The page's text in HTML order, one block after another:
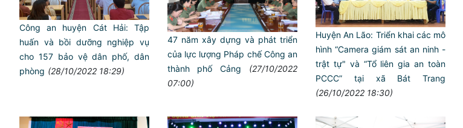
Công an huyện Cát Hải: Tập
huấn và bồi dưỡng nghiệp vụ
cho 157 bảo vệ dân phố, dân
phòng (28/10/2022 18:29)
47 năm xây dựng và phát triển
của lực lượng Pháp chế Công an
thành phố Cảng
(27/10/2022
07:00)
Huyện An Lão: Triển khai các mô
hình “Camera giám sát an ninh -
trật tự" và “Tổ liên gia an toàn
PCCC” tại xã Bát Trang
(26/10/2022 18:30)